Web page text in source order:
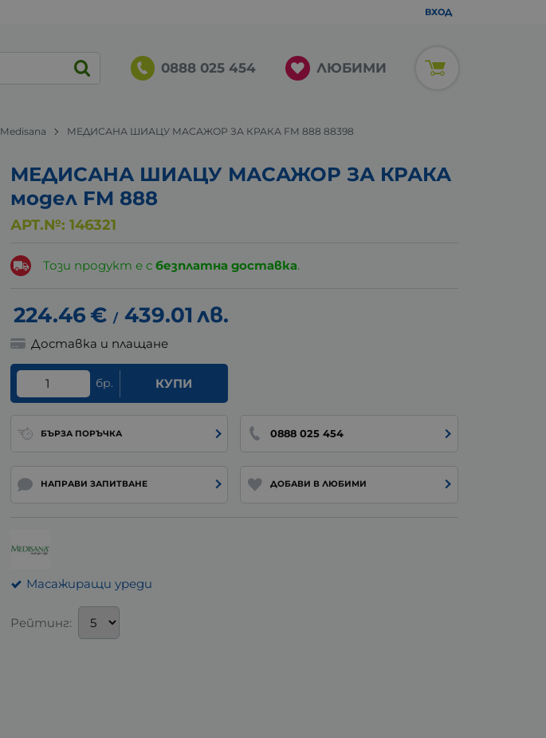
ВХОД
0888 025 454 ЛЮБИМИ
Medisana МЕДИСАНА ШИАЦУ МАСАЖОР ЗА КРАКА FM 888 88398
МЕДИСАНА ШИАЦУ МАСАЖОР ЗА КРАКА
модел FM 888
АРТ.№: 146321
Този продукт е сбезплатна доставка.
224.46€ / 439.01 лв.
Доставка и плащане
бр. КУПИ
БЪРЗА ПОРЪЧКА 0888 025 454
НАПРАВИ ЗАПИТВАНЕ ДОБАВИ В ЛЮБИМИ
Масажиращи уреди
Рейтинг: